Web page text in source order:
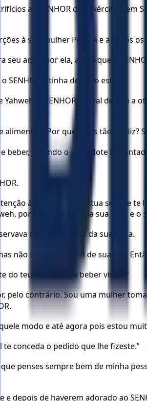
ao SENHOR dos Exércitos, em
à sua mulher Penina e a todos
amor por ela, ainda que o
a tinha deixado estéril.
o SENHOR, a rival de Ana a
alimentas? Por que estás tão
beber, estando o sacerdote Eli
à humilhação da tua serva e
por todos os dias da sua vida, e o
os movimentos da sua boca.
não se ouvia o som de sua voz.
do teu costume de beber vinho!”
pelo contrário. Sou uma mulher
modo e até agora pois estou
te conceda o pedido que lhe fizeste.”
penses sempre bem de minha
e depois de haverem adorado ao